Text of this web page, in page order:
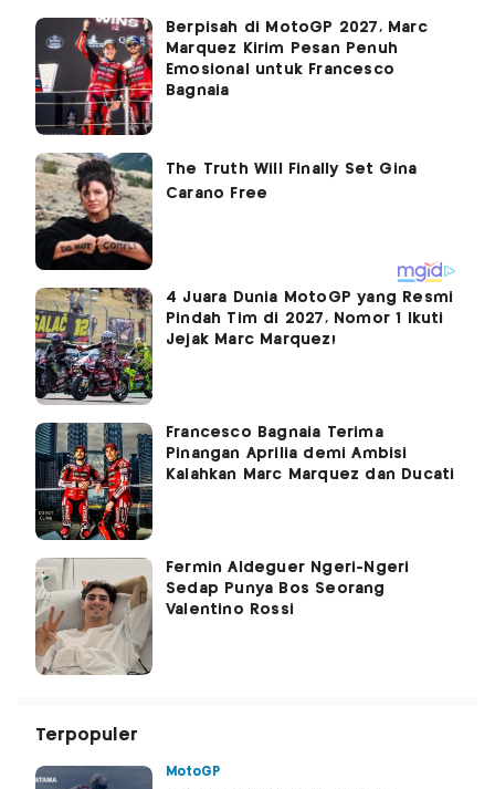
Berpisah di MotoGP 2027, Marc
Marquez Kirim Pesan Penuh
Emosional untuk Francesco
Bagnaia
4 Juara Dunia MotoGP yang Resmi
Pindah Tim di 2027, Nomor 1 Ikuti
Jejak Marc Marquez!
Francesco Bagnaia Terima
Pinangan Aprilia demi Ambisi
Kalahkan Marc Marquez dan Ducati
Fermin Aldeguer Ngeri-Ngeri
Sedap Punya Bos Seorang
Valentino Rossi
Terpopuler
MotoGP